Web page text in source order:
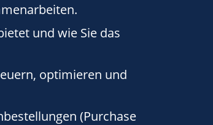
und wie Sie das
optimieren und
(Purchase